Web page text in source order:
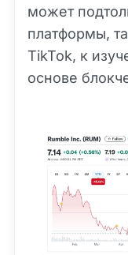
может
платформы,
TikTok, к
основе